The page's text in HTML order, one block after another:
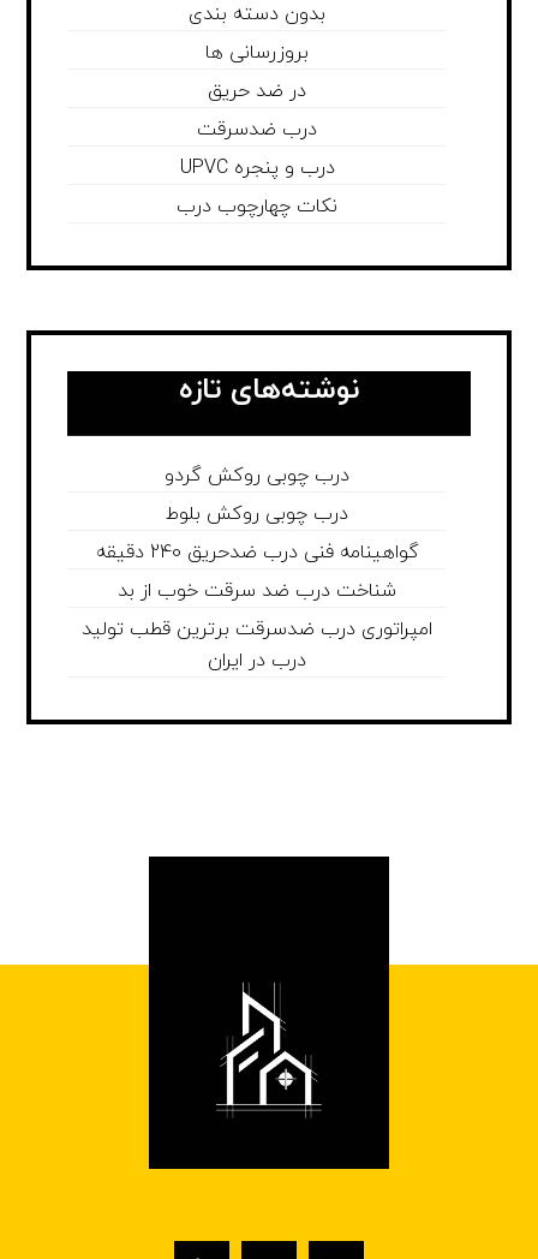
بدون دسته بندی
بروزرسانی ها
در ضد حریق
درب ضدسرقت
درب و پنجره UPVC
نکات چهارچوب درب
نوشته‌های تازه
درب چوبی روکش گردو
درب چوبی روکش بلوط
گواهینامه فنی درب ضدحریق 240 دقیقه
شناخت درب ضد سرقت خوب از بد
امپراتوری درب ضدسرقت برترین قطب تولید
درب در ایران